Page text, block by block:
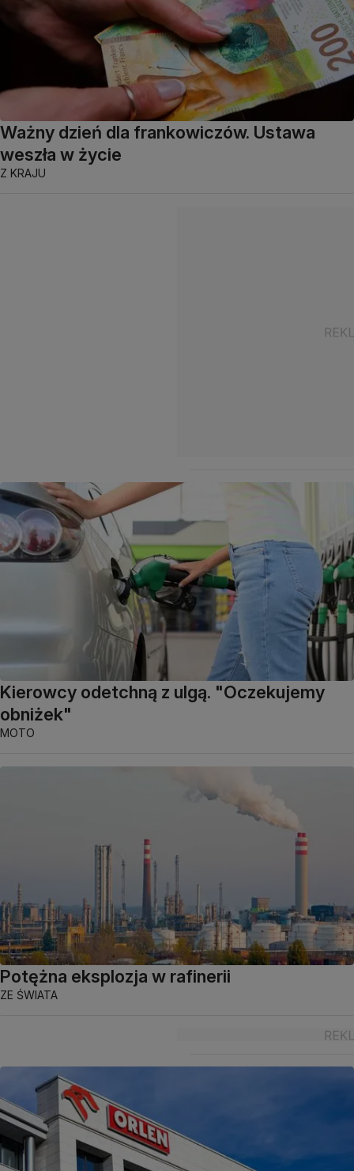
Ważny dzień dla frankowiczów. Ustawa
weszła w życie
Z KRAJU
Kierowcy odetchną z ulgą. "Oczekujemy
obniżek"
MOTO
Potężna eksplozja w rafinerii
ZE ŚWIATA